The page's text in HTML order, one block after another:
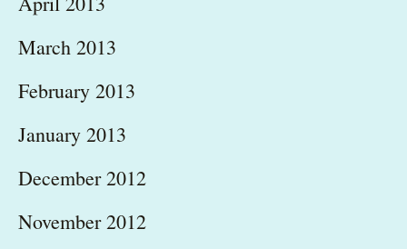
March 2013
February 2013
January 2013
December 2012
November 2012